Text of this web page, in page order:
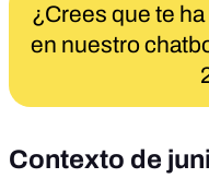
¿Crees que te
en nuestro
Contexto de